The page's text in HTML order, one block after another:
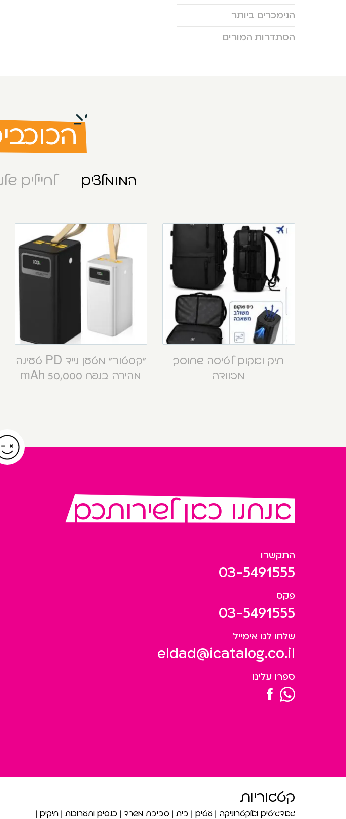
הנימכרים ביותר
הסתדרות המורים
המומלצים לחיילים
תיק ואקום לטיסה שחוסך
מזוודה
“קסטור” מטען נייד PD טעינה
מהירה בנפח 50,000 mAh
אנחנו כאן לשירותכם
התקשרו
03-5491555
פקס
03-5491555
שלחו לנו אימייל
eldad@icatalog.co.il
ספרו עלינו
קטגוריות
גאדג’טים ואלקטרוניקה עטים בית סביבת משרד כנסים ותערוכות תיקים